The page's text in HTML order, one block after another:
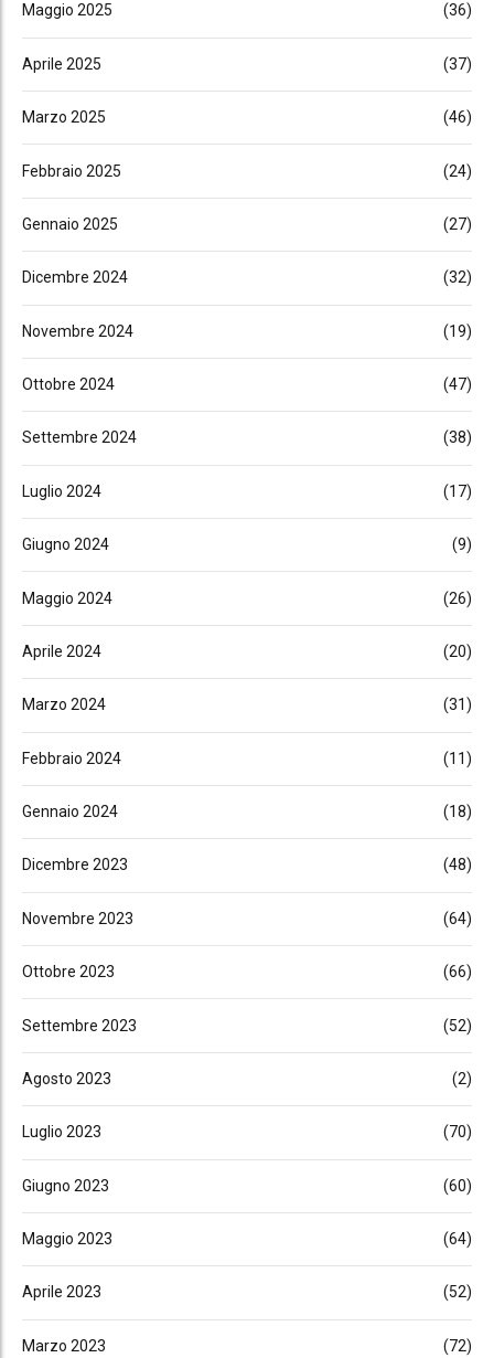
Maggio 2025 (36)
Aprile 2025 (37)
Marzo 2025 (46)
Febbraio 2025 (24)
Gennaio 2025 (27)
Dicembre 2024 (32)
Novembre 2024 (19)
Ottobre 2024 (47)
Settembre 2024 (38)
Luglio 2024 (17)
Giugno 2024 (9)
Maggio 2024 (26)
Aprile 2024 (20)
Marzo 2024 (31)
Febbraio 2024 (11)
Gennaio 2024 (18)
Dicembre 2023 (48)
Novembre 2023 (64)
Ottobre 2023 (66)
Settembre 2023 (52)
Agosto 2023 (2)
Luglio 2023 (70)
Giugno 2023 (60)
Maggio 2023 (64)
Aprile 2023 (52)
Marzo 2023 (72)